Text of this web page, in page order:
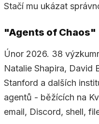
Stačí mu ukázat
"Agents of Chaos"
Únor 2026. 38
Natalie Shapira, David
Stanford a dalších
agentů - běžících na
email, Discord, shell,